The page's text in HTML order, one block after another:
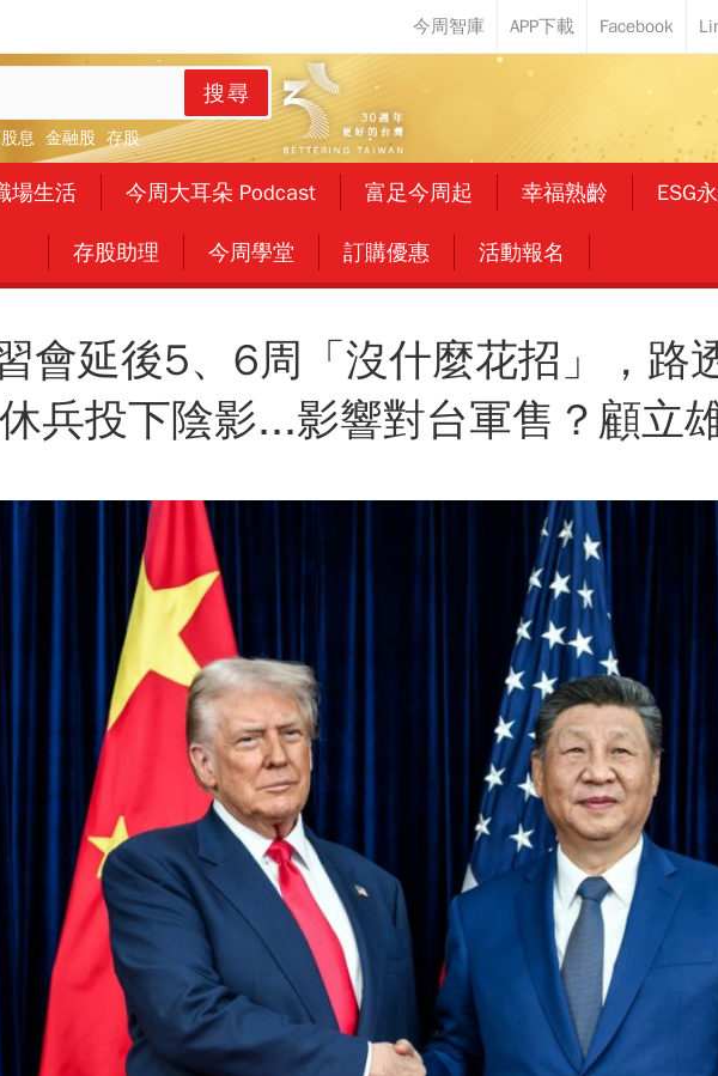
搜尋
息 金融股 存股
場生活 今周大耳朵 Podcast 富足今周起 幸福熟齡 ESG
存股助理 今周學堂 訂購優惠 活動報名
會延後5、6周「沒什麼花招」，路
兵投下陰影...影響對台軍售？顧立